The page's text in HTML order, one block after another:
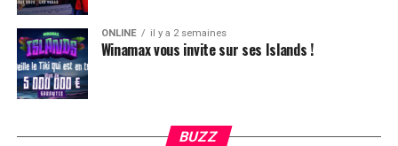
ONLINE il y a 2 semaines
Winamax vous invite sur ses Islands !
BUZZ